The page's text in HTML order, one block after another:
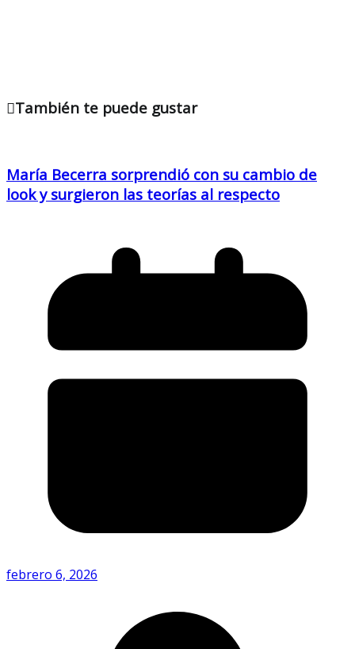
También te puede gustar
María Becerra sorprendió con su cambio de
look y surgieron las teorías al respecto
febrero 6, 2026